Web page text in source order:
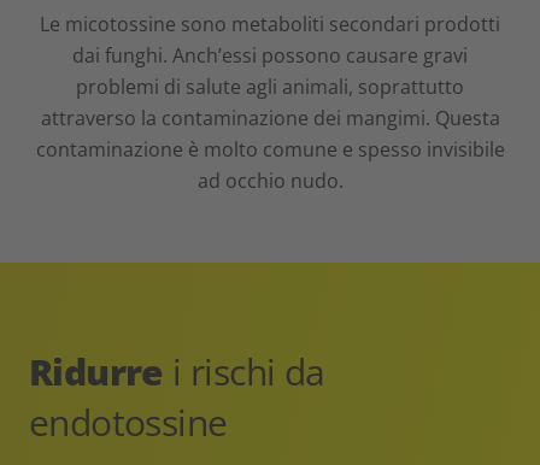
Le micotossine sono metaboliti secondari prodotti
dai funghi. Anch’essi possono causare gravi
problemi di salute agli animali, soprattutto
attraverso la contaminazione dei mangimi. Questa
contaminazione è molto comune e spesso invisibile
ad occhio nudo.
Ridurre i rischi da
endotossine